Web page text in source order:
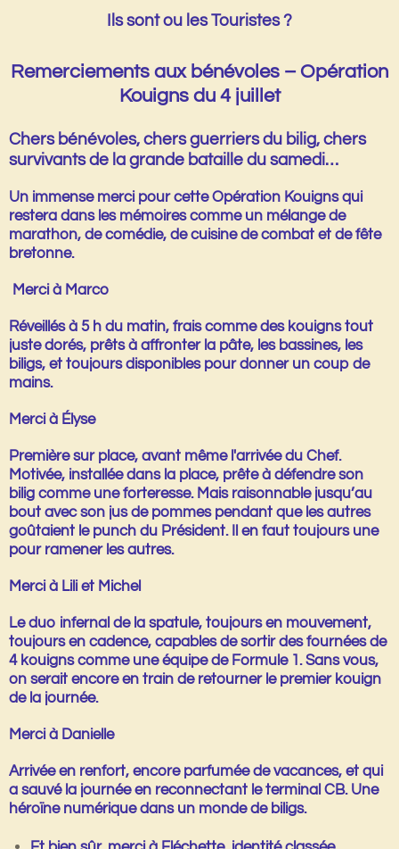
Ils sont ou les Touristes ?
Remerciements aux bénévoles – Opération
Kouigns du 4 juillet
Chers bénévoles, chers guerriers du bilig, chers
survivants de la grande bataille du samedi…
Un immense mercipour cette Opération Kouigns qui
restera dans les mémoires comme un mélange de
marathon, de comédie, de cuisine de combat et de fête
bretonne.
Merci à Marco
Réveillés à 5 h du matin, frais comme des kouigns tout
juste dorés, prêts à affronter la pâte, les bassines, les
biligs, et toujours disponibles pour donner un coup de
mains.
Merci à Élyse
Première sur place, avant même l'arrivée du Chef.
Motivée, installée dans la place, prête à défendre son
bilig comme une forteresse. Mais raisonnable jusqu’au
bout avec son jus de pommes pendant que les autres
goûtaient le punch du Président. Il en faut toujours une
pour ramener les autres.
Merci à Lili et Michel
Leduo infernal de la spatule, toujours en mouvement,
toujours en cadence, capables de sortir des fournées de
4 kouigns comme une équipe de Formule 1. Sans vous,
on serait encore en train de retourner le premier kouign
de la journée.
Mercià Danielle
Arrivée en renfort, encore parfumée de vacances, et qui
a sauvé la journée en reconnectant le terminal CB. Une
héroïne numérique dans un monde de biligs.